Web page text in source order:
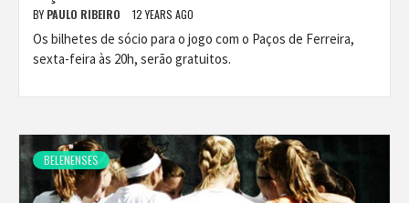
BY PAULO RIBEIRO 12 YEARS AGO
Os bilhetes de sócio para o jogo com o Paços de Ferreira,
sexta-feira às 20h, serão gratuitos.
BELENENSES